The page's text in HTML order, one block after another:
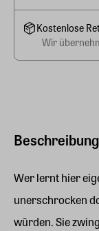
Beschreibung
Wer lernt hier
unerschrocken
würden. Sie
Kostenlose
Wir